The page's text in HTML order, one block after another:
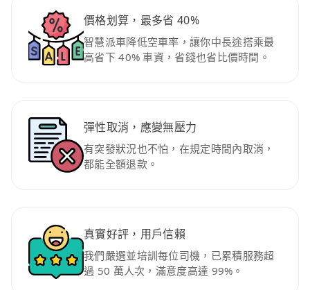
價格划算，最多省 40%
智慧派車降低空車率，讓你中長途搭乘最
高省下 40% 車資，省錢也省比價時間。
彈性取消，應變無壓力
有突發狀況也不怕，在規定時間內取消，
都能全額退款。
真實好評，用戶信賴
我們嚴選並培訓每位司機，已累積服務超
過 50 萬人次，滿意度高達 99%。